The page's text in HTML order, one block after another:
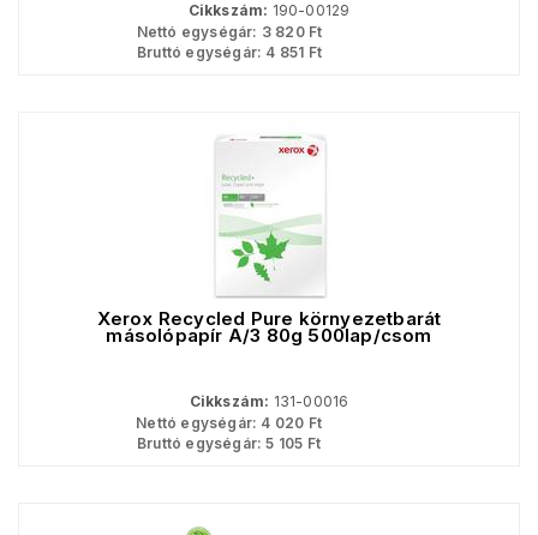
Cikkszám: 190-00129
Nettó egységár: 3 820Ft
Bruttó egységár: 4 851 Ft
Xerox Recycled Pure környezetbarát
másolópapír A/3 80g 500lap/csom
Cikkszám: 131-00016
Nettó egységár: 4 020 Ft
Bruttó egységár: 5 105 Ft